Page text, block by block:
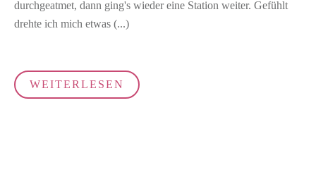
durchgeatmet, dann ging's wieder eine Station weiter. Gefühlt
drehte ich mich etwas (...)
WEITERLESEN